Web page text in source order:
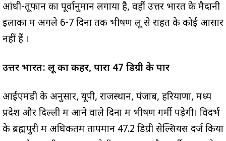
आंधी-तूफान का पूर्वानुमान लगाया है, वहीं उत्तर भारत के मैदानी
इलाकों में अगले 6-7 दिनों तक भीषण लू से राहत के कोई आसार
नहीं हैं ।
उत्तर भारत: लू का कहर, पारा 47 डिग्री के पार
आईएमडी के अनुसार, यूपी, राजस्थान, पंजाब, हरियाणा, मध्य
प्रदेश और दिल्ली में आने वाले दिनों में भीषण गर्मी पड़ेगी। विदर्भ
के ब्रह्मपुरी में अधिकतम तापमान 47.2 डिग्री सेल्सियस दर्ज किया